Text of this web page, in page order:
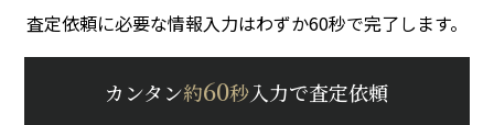
査定依頼に必要な情報入力はわずか60秒で完了します。
カンタン約60秒入力で査定依頼